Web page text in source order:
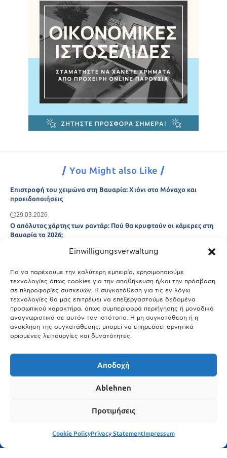
Einwilligungsverwaltung
Για να παρέχουμε την καλύτερη εμπειρία, χρησιμοποιούμε
τεχνολογίες όπως cookies για την αποθήκευση ή/και την πρόσβαση
σε πληροφορίες συσκευών. Η συγκατάθεση για τις εν λόγω
τεχνολογίες θα μας επιτρέψει να επεξεργαστούμε δεδομένα
προσωπικού χαρακτήρα, όπως συμπεριφορά περιήγησης ή μοναδικά
αναγνωριστικά σε αυτόν τον ιστότοπο. Η μη συγκατάθεση ή η
ανάκληση της συγκατάθεσης, μπορεί να επηρεάσει αρνητικά
ορισμένες λειτουργίες και δυνατότητες.
Αποδοχή
Ablehnen
Προτιμήσεις
Cookie PolicyPrivacy StatementImpressum
You Might also Like
Επιστροφή του χειμώνα στη Βαυαρία: Χιόνι στο Μόναχο και
προειδοποιήσεις
29.03.2026
Ο απόλυτος χάρτης των ραντάρ: Πού θα κρυφτούν οι κάμερες στη
Βαυαρία το 2026;
Μόναχο;
25.03.2026
Θύελλα χτυπά το Μόναχο: Κίνδυνος από τους ισχυρούς ανέμους
και τις καταιγίδες
25.03.2026